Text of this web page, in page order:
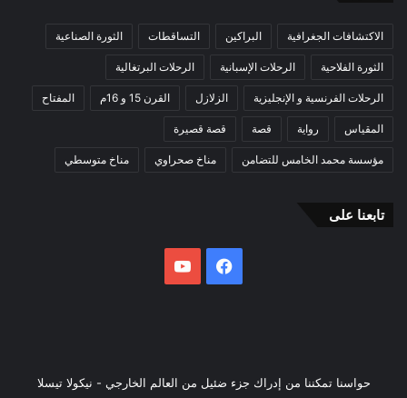
الاكتشافات الجغرافية البراكين التساقطات الثورة الصناعية
الثورة الفلاحية الرحلات الإسبانية الرحلات البرتغالية
الرحلات الفرنسية و الإنجليزية الزلازل القرن 15 و 16م المفتاح
المقياس رواية قصة قصة قصيرة
مؤسسة محمد الخامس للتضامن مناخ صحراوي مناخ متوسطي
تابعنا على
فيسبوك
حواسنا تمكننا من إدراك جزء ضئيل من العالم الخارجي - نيكولا تيسلا